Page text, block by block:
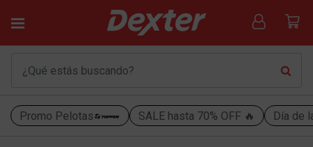
Promo Pelotas SALE hasta 70% OFF 🔥 Día de